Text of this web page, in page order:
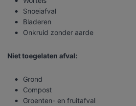
Snoeiafval
Bladeren
Onkruid zonder aarde
Niet toegelaten afval:
Grond
Compost
Groenten- en fruitafval